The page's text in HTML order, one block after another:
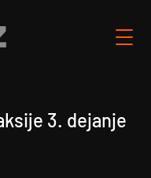
3. dejanje